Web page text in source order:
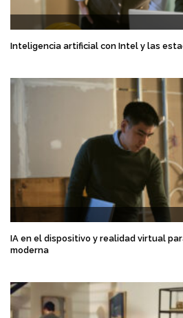
Inteligencia artificial con Intel y las
IA en el dispositivo y realidad virtual
moderna